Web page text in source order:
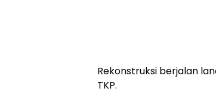
Rekonstruksi berjalan
TKP.